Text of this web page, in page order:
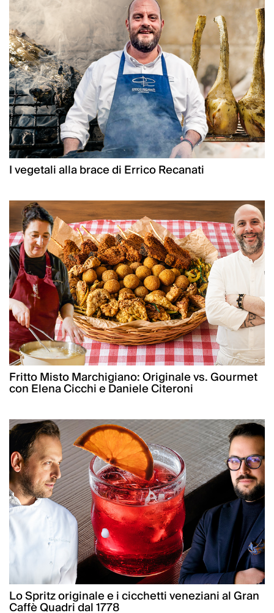
I vegetali alla brace di Errico Recanati
Fritto Misto Marchigiano: Originale vs. Gourmet
con Elena Cicchi e Daniele Citeroni
Lo Spritz originale e i cicchetti veneziani al Gran
Caffè Quadri dal 1778